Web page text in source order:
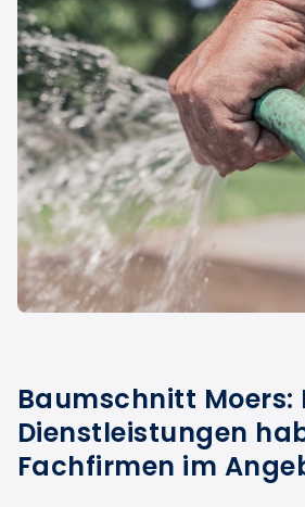
Baumschnitt Moers:
Dienstleistungen
Fachfirmen im